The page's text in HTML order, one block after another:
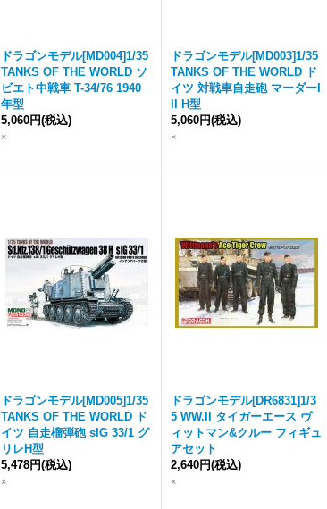
ドラゴンモデル[MD004]1/35
TANKS OF THE WORLD ソ
ビエト中戦車 T-34/76 1940
年型
5,060円(税込)
×
ドラゴンモデル[MD003]1/35
TANKS OF THE WORLD ド
イツ 対戦車自走砲 マーダーI
II H型
5,060円(税込)
×
ドラゴンモデル[MD005]1/35
TANKS OF THE WORLD ド
イツ 自走榴弾砲 sIG 33/1 グ
リレH型
5,478円(税込)
×
ドラゴンモデル[DR6831]1/3
5 WW.II タイガーエース ヴ
ィットマン&クルー フィギュ
アセット
2,640円(税込)
×